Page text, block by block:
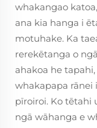
whakangao
ana kia hanga i
motuhake. Ka
rerekētanga o
ahakoa he
whakapapa rānei
pīroiroi. Ko tētahi
ngā wāhanga e